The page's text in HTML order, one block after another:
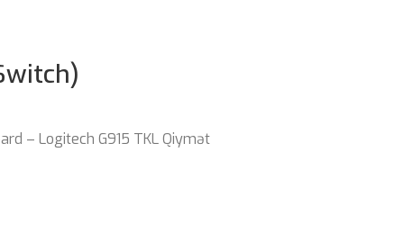
– Logitech G915 TKL Qiymət